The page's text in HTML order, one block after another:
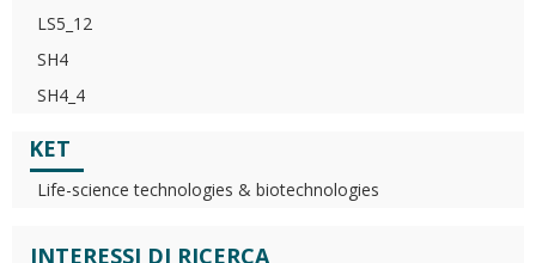
LS5_12
SH4
SH4_4
KET
Life-science technologies & biotechnologies
INTERESSI DI RICERCA